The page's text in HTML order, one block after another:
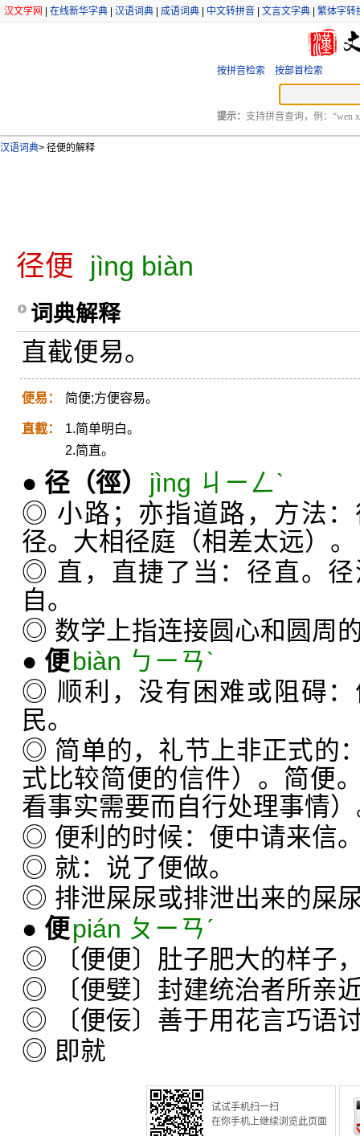
汉文学网 在线新华字典 汉语词典 成语词典 中文转拼音 文言文字典 繁体字转
按拼音检索 按部首检索
提示： 支持拼音查询，例：“wen
汉语词典> 径便的解释
径便 jìng biàn
词典解释
直截便易。
便易： 简便;方便容易。
直截：
1.简单明白。
2.简直。
● 径 （徑）
jìng ㄐㄧㄥˋ
◎ 小路；亦指道路，方法
径。大相径庭（相差太远）。
◎ 直，直捷了当：径直。
自。
◎ 数学上指连接圆心和圆周
● 便biàn ㄅㄧㄢˋ
◎ 顺利，没有困难或阻碍
民。
◎ 简单的，礼节上非正式的
式比较简便的信件）。简便
看事实需要而自行处理事情
◎ 便利的时候：便中请来信
◎ 就：说了便做。
◎ 排泄屎尿或排泄出来的屎
● 便pián ㄆㄧㄢˊ
◎ 〔便便〕肚子肥大的样子
◎ 〔便嬖〕封建统治者所亲
◎ 〔便佞〕善于用花言巧语
◎ 即就
试试手机扫一扫
在你手机上继续浏览此页面